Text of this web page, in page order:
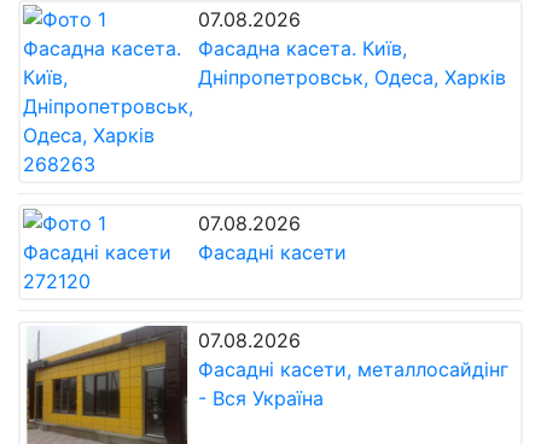
07.08.2026
Фасадна касета. Київ,
Дніпропетровськ, Одеса, Харків
07.08.2026
Фасадні касети
07.08.2026
Фасадні касети, металлосайдінг
- Вся Україна